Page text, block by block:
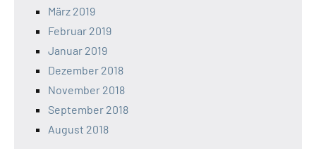
März 2019
Februar 2019
Januar 2019
Dezember 2018
November 2018
September 2018
August 2018